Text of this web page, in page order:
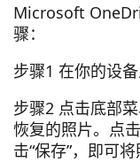
Microsoft
骤：
步骤1 在你的设
步骤2 点击底部
恢复的照片。点
击“保存”，即可